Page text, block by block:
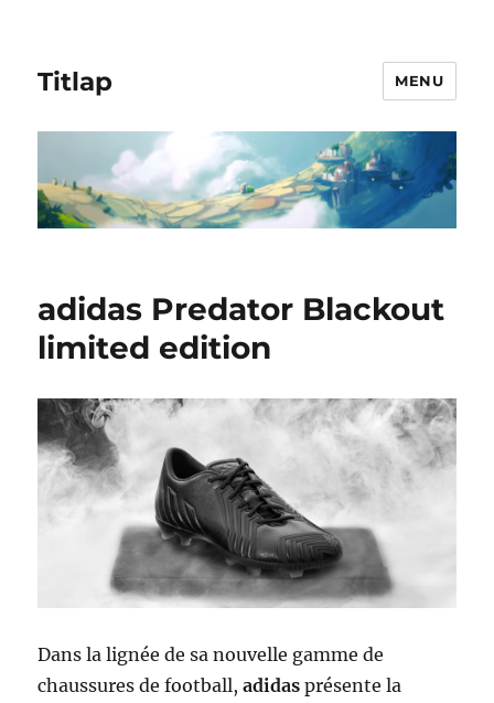
Titlap MENU
adidas Predator Blackout
limited edition
Dans la lignée de sa nouvelle gamme de
chaussures de football,adidasprésente la